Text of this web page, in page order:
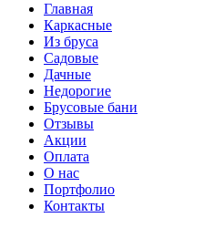
Главная
Каркасные
Из бруса
Садовые
Дачные
Недорогие
Брусовые бани
Отзывы
Акции
Оплата
О нас
Портфолио
Контакты